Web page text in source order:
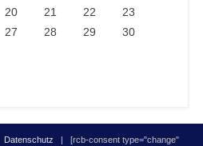
20 21 22
23
27 28 29
30
Datenschutz | [rcb-consent type="change"